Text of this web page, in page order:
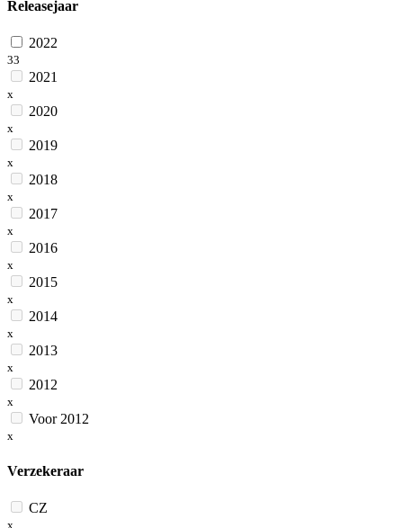
Releasejaar
2022
33
2021
x
2020
x
2019
x
2018
x
2017
x
2016
x
2015
x
2014
x
2013
x
2012
x
Voor 2012
x
Verzekeraar
CZ
x